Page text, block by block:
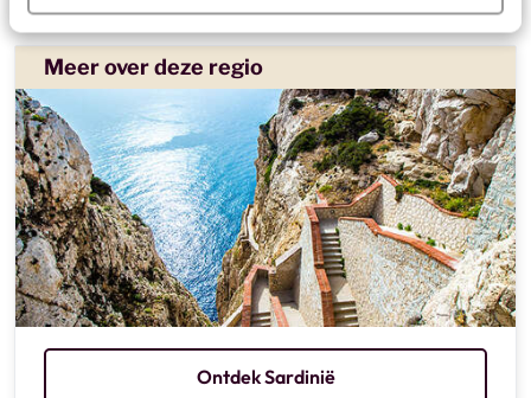
Meer over deze regio
Ontdek Sardinië